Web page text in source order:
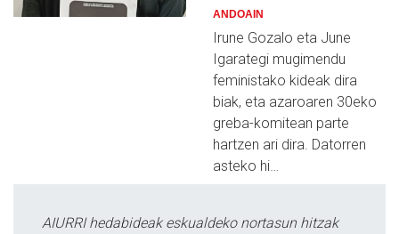
ANDOAIN
Irune Gozalo eta June
Igarategi mugimendu
feministako kideak dira
biak, eta azaroaren 30eko
greba-komitean parte
hartzen ari dira. Datorren
asteko hi…
AIURRI hedabideak eskualdeko nortasun hitzak